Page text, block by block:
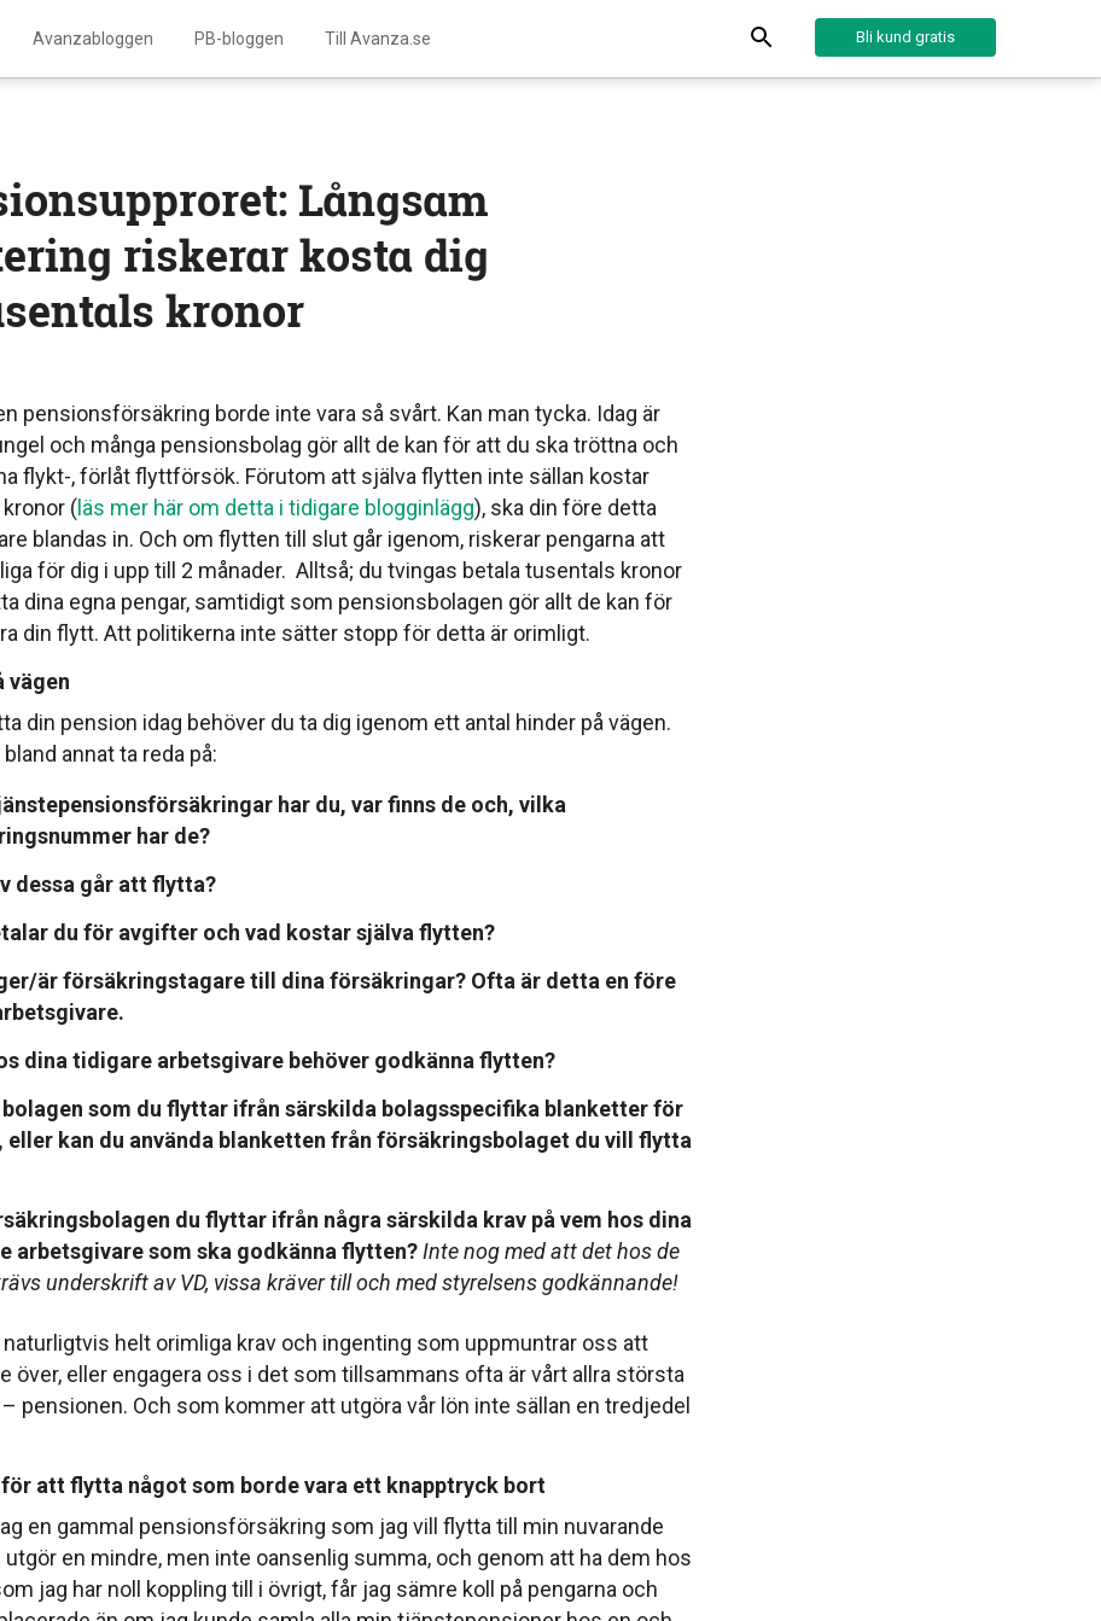
Avanzabloggen PB-bloggen Till Avanza.se Bli kund gratis
Långsam
riskerar kosta dig
kronor
pensionsförsäkring borde inte vara så svårt. Kan man tycka. Idag är
och många pensionsbolag gör allt de kan för att du ska tröttna och
flykt-, förlåt flyttförsök. Förutom att själva flytten inte sällan kostar
(läs mer här om detta i tidigare blogginlägg), ska din före detta
blandas in. Och om flytten till slut går igenom, riskerar pengarna att
för dig i upp till 2 månader. Alltså; du tvingas betala tusentals kronor
dina egna pengar, samtidigt som pensionsbolagen gör allt de kan för
din flytt. Att politikerna inte sätter stopp för detta är orimligt.
vägen
din pension idag behöver du ta dig igenom ett antal hinder på vägen.
annat ta reda på:
har du, var finns de och, vilka
har de?
dessa går att flytta?
du för avgifter och vad kostar själva flytten?
är försäkringstagare till dina försäkringar? Ofta är detta en före
dina tidigare arbetsgivare behöver godkänna flytten?
bolagen som du flyttar ifrån särskilda bolagsspecifika blanketter för
eller kan du använda blanketten från försäkringsbolaget du vill flytta
du flyttar ifrån några särskilda krav på vem hos dina
arbetsgivare som ska godkänna flytten? Inte nog med att det hos de
underskrift av VD, vissa kräver till och med styrelsens godkännande!
naturligtvis helt orimliga krav och ingenting som uppmuntrar oss att
över, eller engagera oss i det som tillsammans ofta är vårt allra största
pensionen. Och som kommer att utgöra vår lön inte sällan en tredjedel
för att flytta något som borde vara ett knapptryck bort
en gammal pensionsförsäkring som jag vill flytta till min nuvarande
utgör en mindre, men inte oansenlig summa, och genom att ha dem hos
jag har noll koppling till i övrigt, får jag sämre koll på pengarna och